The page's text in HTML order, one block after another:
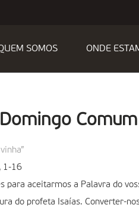
SOMOS ONDE
1-16
para aceitarmos a Palavra do
do profeta Isaías. Converter-